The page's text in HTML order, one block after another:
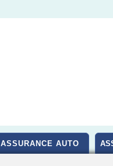
ASSURANCE AUTO